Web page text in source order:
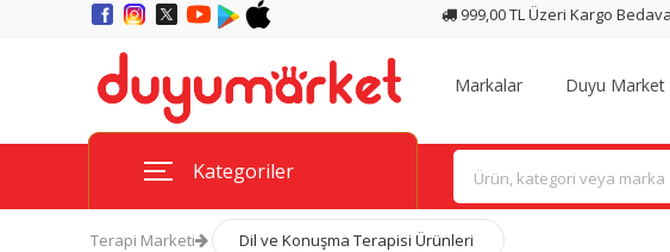
999,00 TL Üzeri Kargo Bedava
Markalar Duyu Market
Kategoriler
Terapi Marketi Dil ve Konuşma Terapisi Ürünleri